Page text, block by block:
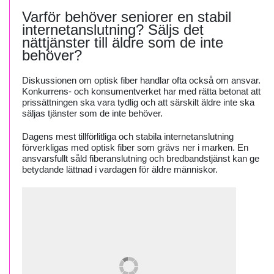
Varför behöver seniorer en stabil
internetanslutning? Säljs det
nättjänster till äldre som de inte
behöver?
Diskussionen om optisk fiber handlar ofta också om ansvar.
Konkurrens- och konsumentverket har med rätta betonat att
prissättningen ska vara tydlig och att särskilt äldre inte ska
säljas tjänster som de inte behöver.
Dagens mest tillförlitliga och stabila internetanslutning
förverkligas med optisk fiber som grävs ner i marken. En
ansvarsfullt såld fiberanslutning och bredbandstjänst kan ge
betydande lättnad i vardagen för äldre människor.